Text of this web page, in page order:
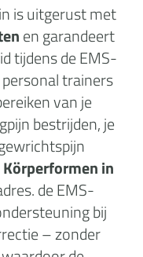
is uitgerust met
en garandeert
tijdens de EMS-
trainers
van je
bestrijden, je
Körperformen in
de EMS-
bij
– zonder